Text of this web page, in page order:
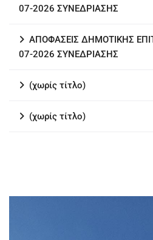
07-2026 ΣΥΝΕΔΡΙΑΣΗΣ
ΑΠΟΦΑΣΕΙΣ ΔΗΜΟΤΙΚΗΣ
07-2026 ΣΥΝΕΔΡΙΑΣΗΣ
(χωρίς τίτλο)
(χωρίς τίτλο)